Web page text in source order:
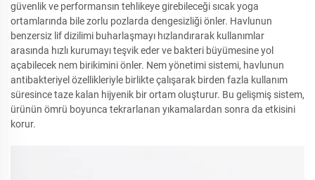
güvenlik ve performansın tehlikeye girebileceği sıcak yoga
ortamlarında bile zorlu pozlarda dengesizliği önler. Havlunun
benzersiz lif dizilimi buharlaşmayı hızlandırarak kullanımlar
arasında hızlı kurumayı teşvik eder ve bakteri büyümesine yol
açabilecek nem birikimini önler. Nem yönetimi sistemi, havlunun
antibakteriyel özellikleriyle birlikte çalışarak birden fazla kullanım
süresince taze kalan hijyenik bir ortam oluşturur. Bu gelişmiş sistem,
ürünün ömrü boyunca tekrarlanan yıkamalardan sonra da etkisini
korur.